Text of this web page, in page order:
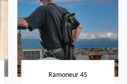
Ramoneur 45